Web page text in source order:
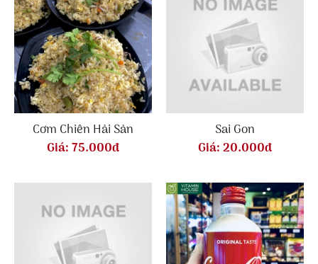
Cơm Chiên Hải Sản
Giá:75.000đ
Sai Gon
Giá:20.000đ